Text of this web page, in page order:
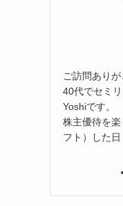
ご訪問ありが
40代でセミ
Yoshiです。
株主優待を
フト）した日